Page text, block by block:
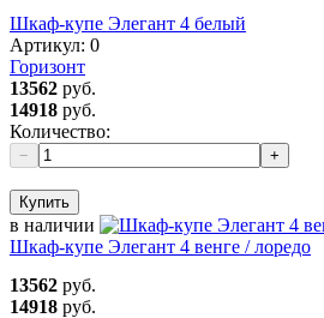
Шкаф-купе Элегант 4 белый
Артикул: 0
Горизонт
13562 руб.
14918 руб.
Количество:
− +
Купить
в наличии
Шкаф-купе Элегант 4 венге / лоредо
13562 руб.
14918 руб.